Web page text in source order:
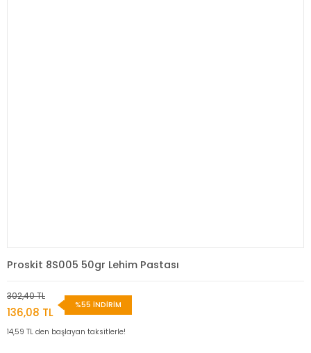
Proskit 8S005 50gr Lehim Pastası
302,40 TL
136,08 TL
%55 İNDİRİM
14,59 TL den başlayan taksitlerle!